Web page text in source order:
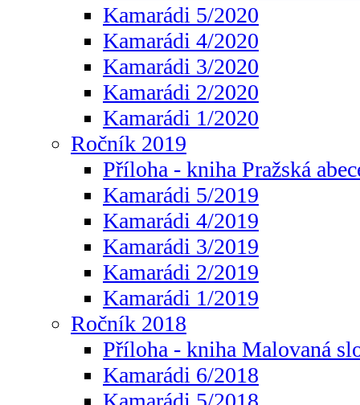
Kamarádi 5/2020
Kamarádi 4/2020
Kamarádi 3/2020
Kamarádi 2/2020
Kamarádi 1/2020
Ročník 2019
Příloha - kniha Pražská
Kamarádi 5/2019
Kamarádi 4/2019
Kamarádi 3/2019
Kamarádi 2/2019
Kamarádi 1/2019
Ročník 2018
Příloha - kniha Malovaná
Kamarádi 6/2018